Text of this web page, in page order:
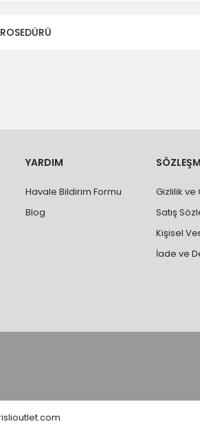
ölçü, ebat, yükseklik vb. hatalar
kabin, banyo dolabı vb. ürünlerin
ölçü ve ebat kontrolü yaptırınız.
YARDIM
Havale Bildirim Formu
Blog
Gizlilik ve
Satış
Kişisel
İade ve